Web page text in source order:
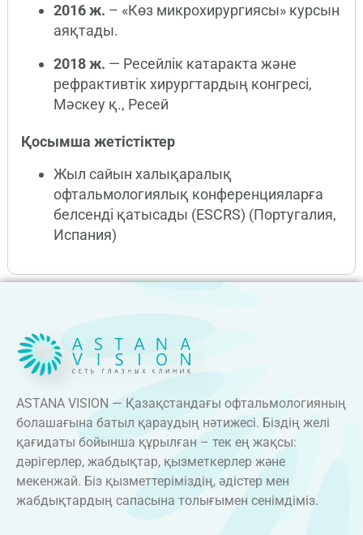
2016 ж. – «Көз микрохирургиясы» курсын
аяқтады.
2018 ж. — Ресейлік катаракта және
рефрактивтік хирургтардың конгресі,
Мәскеу қ., Ресей
Қосымша жетістіктер
Жыл сайын халықаралық
офтальмологиялық конференцияларға
белсенді қатысады (ESCRS) (Португалия,
Испания)
ASTANA VISION — Қазақстандағы офтальмологияның
болашағына батыл қараудың нәтижесі. Біздің желі
қағидаты бойынша құрылған – тек ең жақсы:
дәрігерлер, жабдықтар, қызметкерлер және
мекенжай. Біз қызметтеріміздің, әдістер мен
жабдықтардың сапасына толығымен сенімдіміз.